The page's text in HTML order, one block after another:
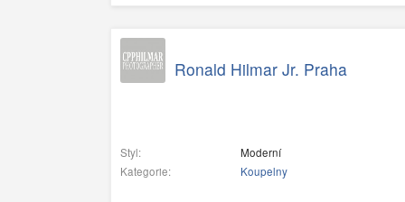
Ronald Hilmar Jr. Praha
Styl:
Moderní
Kategorie:
Koupelny